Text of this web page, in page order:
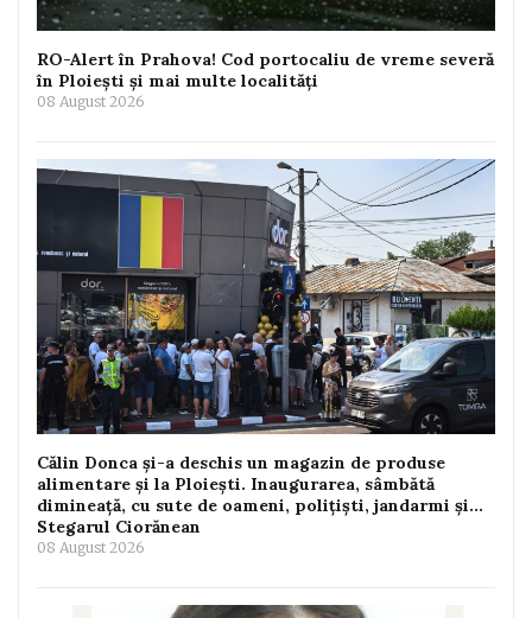
RO-Alert în Prahova! Cod portocaliu de vreme severă
în Ploiești și mai multe localități
08 August 2026
Călin Donca și-a deschis un magazin de produse
alimentare și la Ploiești. Inaugurarea, sâmbătă
dimineață, cu sute de oameni, polițiști, jandarmi și...
Stegarul Ciorănean
08 August 2026